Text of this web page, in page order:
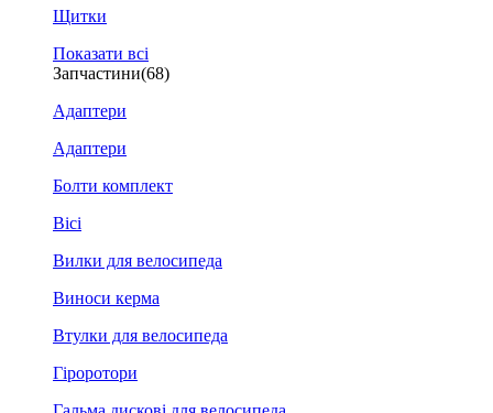
Щитки
Показати всі
Запчастини(68)
Адаптери
Адаптери
Болти комплект
Вісі
Вилки для велосипеда
Виноси керма
Втулки для велосипеда
Гіроротори